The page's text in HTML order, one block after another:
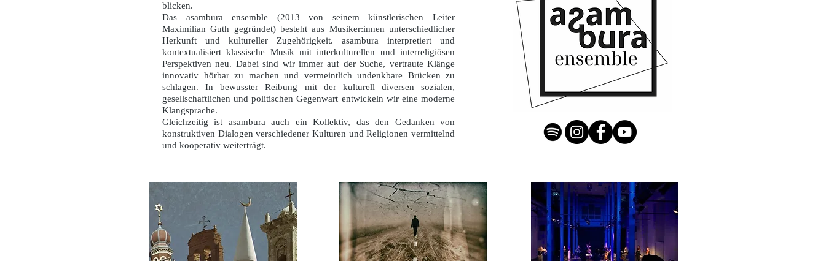
blicken.
Das asambura ensemble (2013 von seinem künstlerischen Leiter
Maximilian Guth gegründet) besteht aus Musiker:innen unterschiedlicher
Herkunft und kultureller Zugehörigkeit. asambura interpretiert und
kontextualisiert klassische Musik mit interkulturellen und interreligiösen
Perspektiven neu. Dabei sind wir immer auf der Suche, vertraute Klänge
innovativ hörbar zu machen und vermeintlich undenkbare Brücken zu
schlagen. In bewusster Reibung mit der kulturell diversen sozialen,
gesellschaftlichen und politischen Gegenwart entwickeln wir eine moderne
Klangsprache.
Gleichzeitig ist asambura auch ein Kollektiv, das den Gedanken von
konstruktiven Dialogen verschiedener Kulturen und Religionen vermittelnd
und kooperativ weiterträgt.